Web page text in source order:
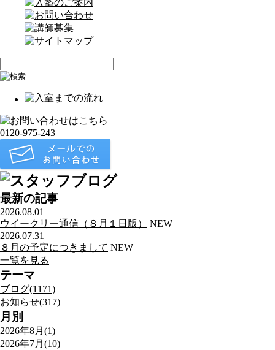
0120-975-243
最新の記事
2026.08.01
ウイークリー通信（８月１日版）
NEW
2026.07.31
８月の予定につきまして NEW
一覧を見る
テーマ
ブログ(1171)
お知らせ(317)
月別
2026年8月(1)
2026年7月(10)